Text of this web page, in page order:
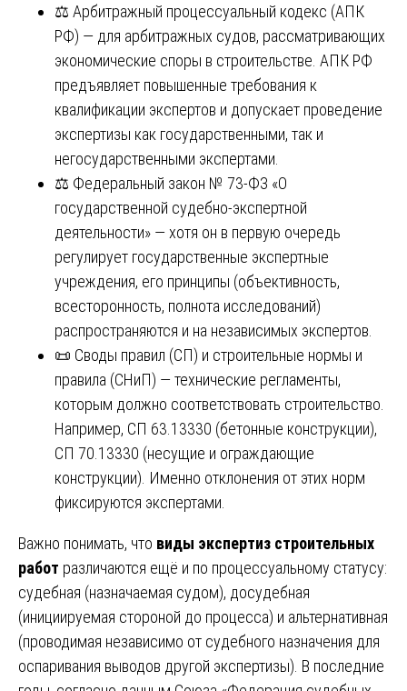
⚖️ Арбитражный процессуальный кодекс (АПК
РФ) — для арбитражных судов, рассматривающих
экономические споры в строительстве. АПК РФ
предъявляет повышенные требования к
квалификации экспертов и допускает проведение
экспертизы как государственными, так и
негосударственными экспертами.
⚖️ Федеральный закон № 73-ФЗ «О
государственной судебно-экспертной
деятельности» — хотя он в первую очередь
регулирует государственные экспертные
учреждения, его принципы (объективность,
всесторонность, полнота исследований)
распространяются и на независимых экспертов.
📜 Своды правил (СП) и строительные нормы и
правила (СНиП) — технические регламенты,
которым должно соответствовать строительство.
Например, СП 63.13330 (бетонные конструкции),
СП 70.13330 (несущие и ограждающие
конструкции). Именно отклонения от этих норм
фиксируются экспертами.
Важно понимать, что виды экспертиз строительных
работ различаются ещё и по процессуальному статусу:
судебная (назначаемая судом), досудебная
(инициируемая стороной до процесса) и альтернативная
(проводимая независимо от судебного назначения для
оспаривания выводов другой экспертизы). В последние